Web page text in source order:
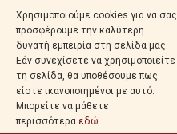
Χρησιμοποιούμε cookies για να σας
προσφέρουμε την καλύτερη
δυνατή εμπειρία στη σελίδα μας.
Εάν συνεχίσετε να χρησιμοποιείτε
τη σελίδα, θα υποθέσουμε πως
είστε ικανοποιημένοι με αυτό.
Μπορείτε να μάθετε
περισσότερα εδώ